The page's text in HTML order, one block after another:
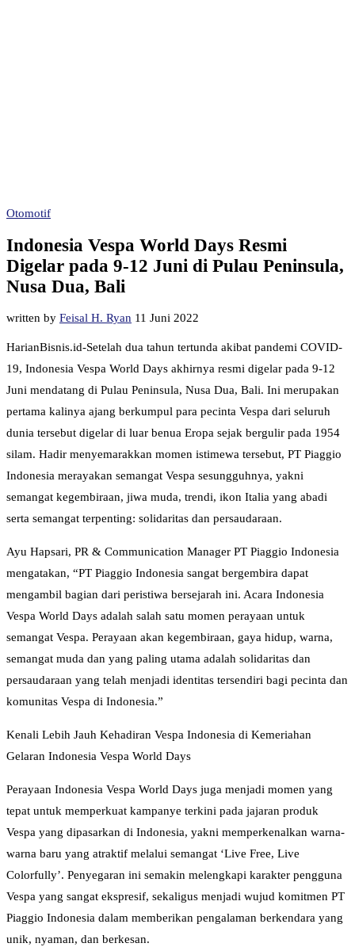
Otomotif
Indonesia Vespa World Days Resmi
Digelar pada 9-12 Juni di Pulau Peninsula,
Nusa Dua, Bali
written by Feisal H. Ryan 11 Juni 2022
HarianBisnis.id-Setelah dua tahun tertunda akibat pandemi COVID-
19, Indonesia Vespa World Days akhirnya resmi digelar pada 9-12
Juni mendatang di Pulau Peninsula, Nusa Dua, Bali. Ini merupakan
pertama kalinya ajang berkumpul para pecinta Vespa dari seluruh
dunia tersebut digelar di luar benua Eropa sejak bergulir pada 1954
silam. Hadir menyemarakkan momen istimewa tersebut, PT Piaggio
Indonesia merayakan semangat Vespa sesungguhnya, yakni
semangat kegembiraan, jiwa muda, trendi, ikon Italia yang abadi
serta semangat terpenting: solidaritas dan persaudaraan.
Ayu Hapsari, PR & Communication Manager PT Piaggio Indonesia
mengatakan, “PT Piaggio Indonesia sangat bergembira dapat
mengambil bagian dari peristiwa bersejarah ini. Acara Indonesia
Vespa World Days adalah salah satu momen perayaan untuk
semangat Vespa. Perayaan akan kegembiraan, gaya hidup, warna,
semangat muda dan yang paling utama adalah solidaritas dan
persaudaraan yang telah menjadi identitas tersendiri bagi pecinta dan
komunitas Vespa di Indonesia.”
Kenali Lebih Jauh Kehadiran Vespa Indonesia di Kemeriahan
Gelaran Indonesia Vespa World Days
Perayaan Indonesia Vespa World Days juga menjadi momen yang
tepat untuk memperkuat kampanye terkini pada jajaran produk
Vespa yang dipasarkan di Indonesia, yakni memperkenalkan warna-
warna baru yang atraktif melalui semangat ‘Live Free, Live
Colorfully’. Penyegaran ini semakin melengkapi karakter pengguna
Vespa yang sangat ekspresif, sekaligus menjadi wujud komitmen PT
Piaggio Indonesia dalam memberikan pengalaman berkendara yang
unik, nyaman, dan berkesan.